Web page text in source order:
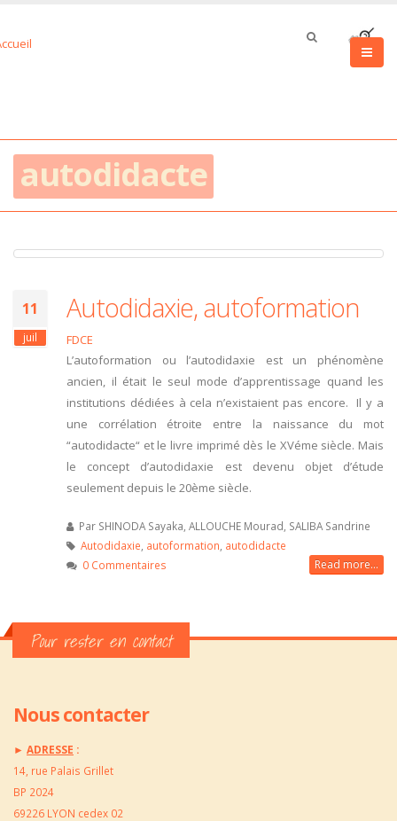
autodidacte
11
juil
Autodidaxie, autoformation
FDCE
L’autoformation ou l’autodidaxie est un phénomène
ancien, il était le seul mode d’apprentissage quand les
institutions dédiées à cela n’existaient pas encore. Il y a
une corrélation étroite entre la naissance du mot
“autodidacte“ et le livre imprimé dès le XVéme siècle. Mais
le concept d’autodidaxie est devenu objet d’étude
seulement depuis le 20ème siècle.
Par SHINODA Sayaka, ALLOUCHE Mourad, SALIBA Sandrine
Autodidaxie autoformation autodidacte
0 Commentaires
Read more...
Pour rester en contact
Nous contacter
► ADRESSE :
14, rue Palais Grillet
BP 2024
69226 LYON cedex 02